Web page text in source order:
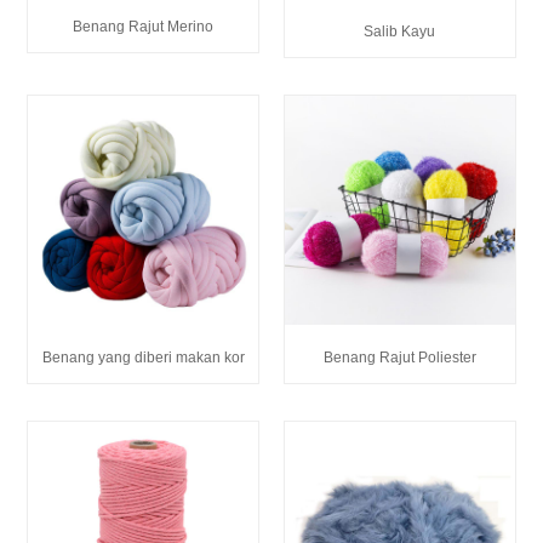
Benang Rajut Merino Salib Kayu
Benang yang diberi makan kor Benang Rajut Poliester